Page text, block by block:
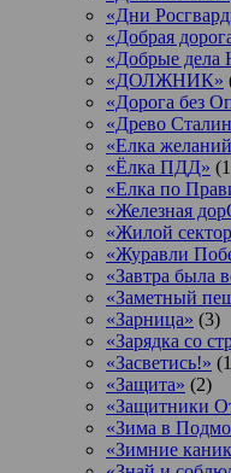
«Дни
«Добрая
«Добрые
«ДОЛЖНИК»
«Дорога без
«Древо
«Елка
«Ёлка ПДД»
«Елка по
«Железная
«Жилой
«Журавли
«Завтра была
«Заметный
«Зарница» (3)
«Зарядка со
«Засветись!»
«Защита» (2)
«Защитники
«Зима в
«Зимние